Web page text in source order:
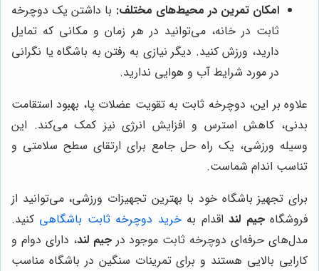
امکان تمرین در محیط‌های مختلف: با داشتن یک دوچرخه
ثابت در خانه، می‌توانید در هر زمان و مکانی که تمایل
دارید، ورزش کنید. دیگر نیازی به رفتن به باشگاه یا نگرانی
در مورد شرایط آب و هوایی ندارید.
علاوه بر این، دوچرخه ثابت به تقویت عضلات پا، بهبود استقامت
بدنی، کاهش استرس و افزایش انرژی نیز کمک می‌کند. این
وسیله ورزشی، یک راه حل جامع برای ارتقای سطح سلامتی و
تناسب اندام شماست.
برای تجهیز باشگاه خود با بهترین تجهیزات ورزشی، می‌توانید از
فروشگاهجیم لنداقدام بهخرید دوچرخه ثابت باشگاهی کنید.
مدل‌های حرفه‌ای دوچرخه ثابت موجود درجیم لند، دارای دوام و
کارایی بالایی هستند و برای تمرینات سنگین در باشگاه مناسب